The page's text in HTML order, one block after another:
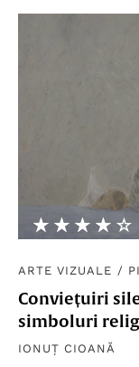
★★★★★
☆☆☆☆☆
ARTE VIZUALE /
Conviețuiri
simboluri
IONUȚ CIOANĂ